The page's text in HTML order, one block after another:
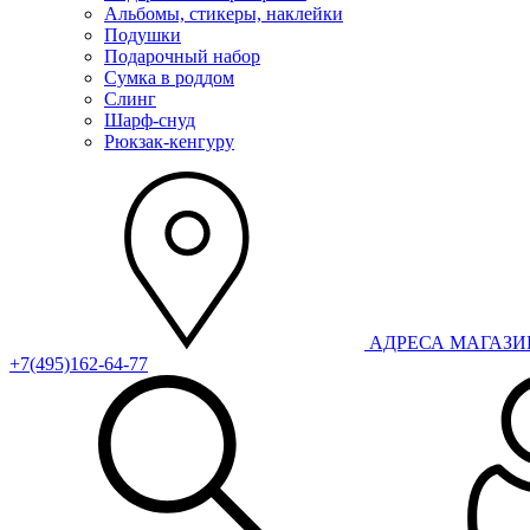
Альбомы, стикеры, наклейки
Подушки
Подарочный набор
Сумка в роддом
Слинг
Шарф-снуд
Рюкзак-кенгуру
АДРЕСА
+7(495)162-64-77